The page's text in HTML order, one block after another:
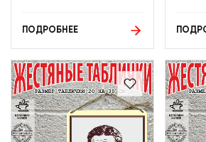
ПОДРОБНЕЕ